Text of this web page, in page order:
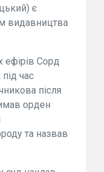
є
видавництва
ефірів Сорд
час
після
орден
та назвав